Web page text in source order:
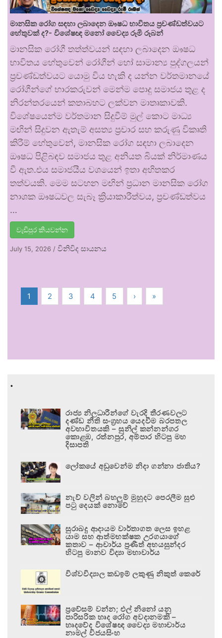
මානසික රෝග සඳහා ලබාදෙන ඖෂධ භාවිතය ප්‍රචණ්ඩත්වයට
හේතුවක් ද?- විශේෂඥ මනෝ වෛද්‍ය රූමි රූබන්
මානසික රෝගී තත්ත්වයන් සඳහා ලබාදෙන ඖෂධ
භාවිතය හේතුවෙන් රෝගීන් හෝ සාමාන්‍ය පුද්ගලයන්
ප්‍රචණ්ඩත්වයට යොමු විය හැකි ද යන්න වර්තමානයේ
රෝගීන්ගේ භාරකරුවන් මෙන්ම පොදු සමාජය තුළ ද
නිරන්තරයෙන් කතාබහට ලක්වන මාතෘකාවකි.
විශේෂයෙන්ම වර්තමාන සිදුවීම් මුල් කොට මාධ්‍ය
මඟින් සිදුවන ඇතැම් අසත්‍ය ප්‍රචාර සහ කරුණු විකෘති
කිරීම් හේතුවෙන්, මානසික රෝග සඳහා ලබාදෙන
ඖෂධ පිළිබඳව සමාජය තුළ අනියත බියක් නිර්මාණය
වී ඇත.එය සමාජයීය වශයෙන් ඉතා අහිතකර
තත්වයකි. මෙම සටහන මඟින් ප්‍රධාන මානසික රෝග
නාශක ඖෂධවල සැබෑ ක්‍රියාකාරීත්වය, ප්‍රචණ්ඩත්වය
…
වැඩිපුර කියවන්න
July 15, 2026 / විනිවිද සායනය
1 2 3 4 5 › »
.
රාජ්‍ය නිලධාරීන්ගේ වැරදි තීරණවලට
දණ්ඩ නීති සංග්‍රහය යෙදවීම බරපතල
අවභාවිතයකි – සුනිල් කන්නන්ගර
කොළඹ, රත්නපුර, අම්පාර හිටපු මහ
දිසාපති
ලෝකයේ අඩුවෙන්ම නිදා ගන්නා ජාතිය?
නැව් වලින් බහලුම් මුහුදට පෙරලීම සුළු
පටු දෙයක් නොවේ
සුරාබදු ආදායම වාර්තාගත ලෙස ඉහළ
යාම සහ ආත්මභක්ෂක උරගයාගේ
කතාව – ආචාර්ය ප්‍රණීත් අභයසුන්දර
හිටපු මානව විද්‍යා මහාචාර්ය
විශ්වවිද්‍යාල කඩඉම් ලකුණු නිකුත් කෙරේ
ප්‍රවේසම් වන්න; එල් නිනෝ යනු
පාරිසරික හෘද රෝග අවදානමකි –
හෘදවේද විශේෂඥ වෛද්‍ය මහාචාර්ය
නාමල් විජයසිංහ